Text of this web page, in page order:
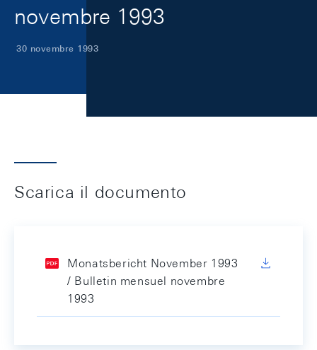
novembre 1993
30 novembre 1993
Scarica il documento
Monatsbericht November 1993
/ Bulletin mensuel novembre
1993